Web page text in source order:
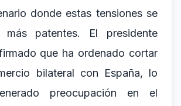
donde estas tensiones se
más patentes. El presidente
que ha ordenado cortar
bilateral con España, lo
preocupación en el